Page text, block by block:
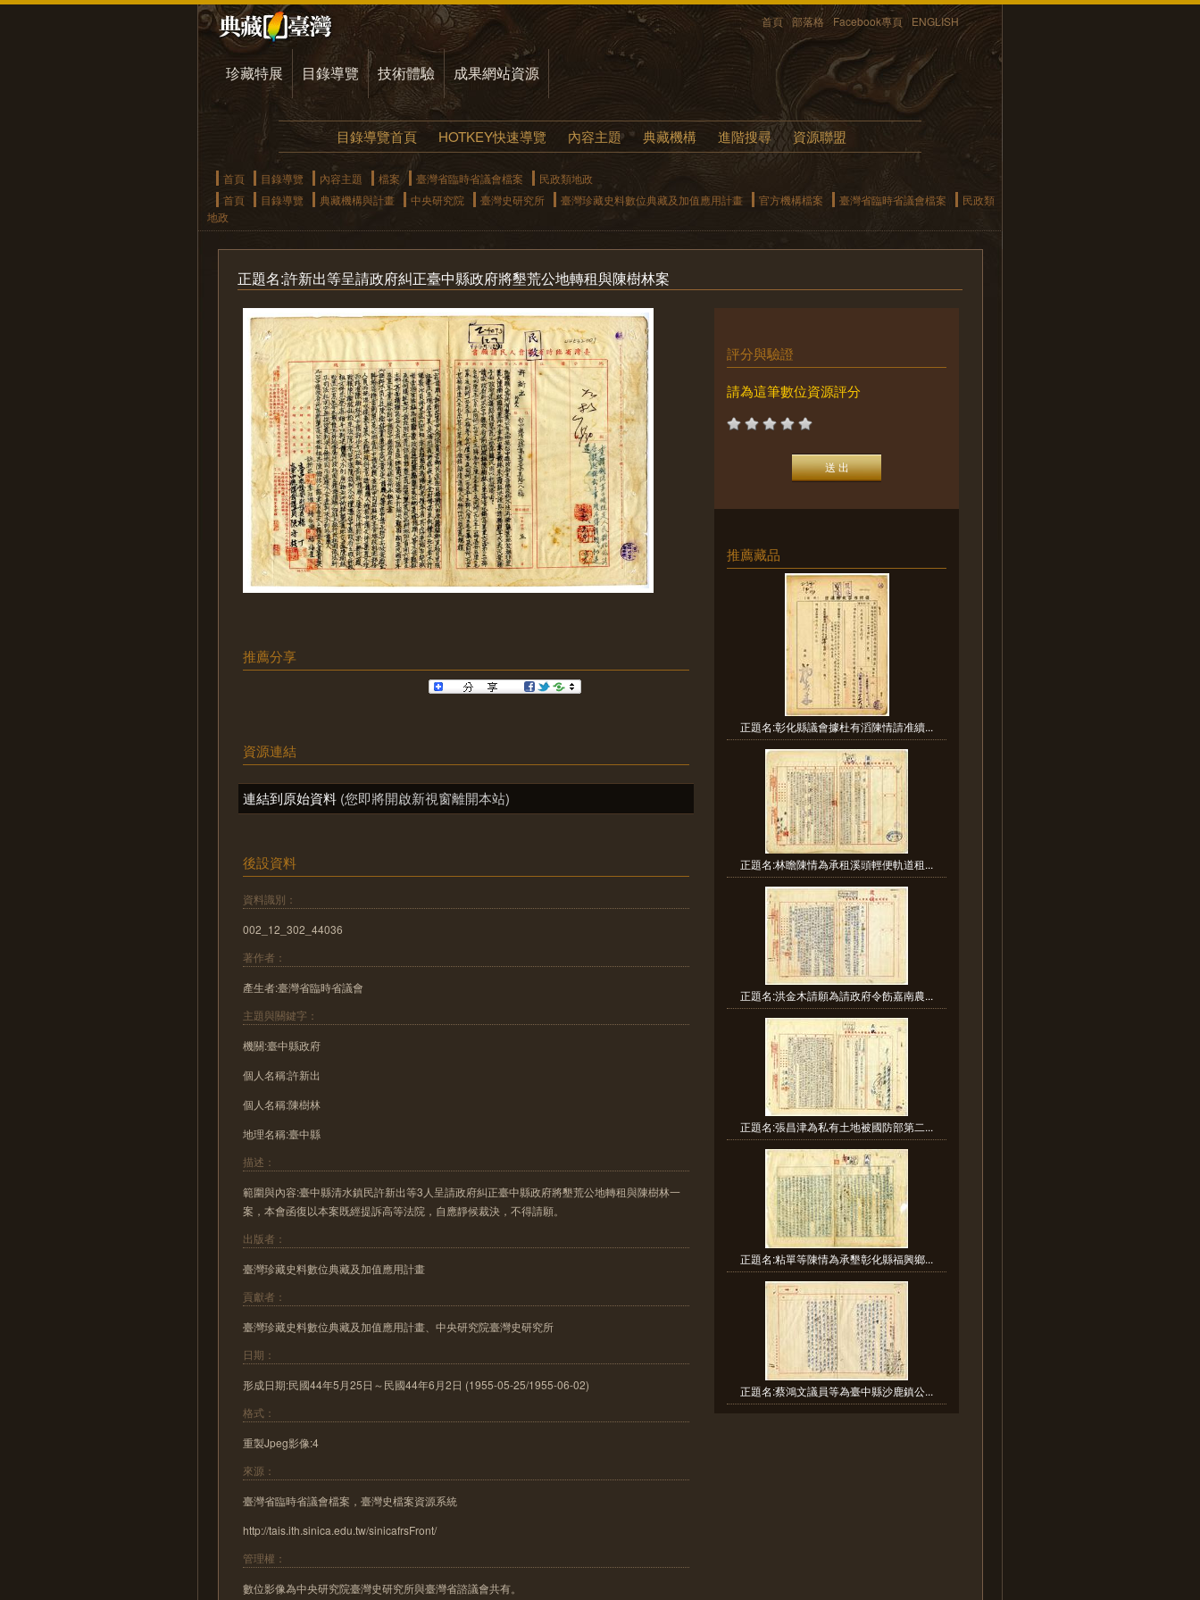
首頁 部落格 Facebook專頁 ENGLISH
珍藏特展 目錄導覽 技術體驗 成果網站資源
目錄導覽首頁 HOTKEY快速導覽 內容主題 典藏機構 進階搜尋 資源聯盟
首頁 目錄導覽 內容主題 檔案 臺灣省臨時省議會檔案
民政類地政
首頁
目錄導覽 典藏機構與計畫 中央研究院 臺灣史研究所 臺灣珍藏史料數位典藏及加值應用計畫 官方機構檔案 臺灣省臨時省議會檔案
民政類
地政
正題名:許新出等呈請政府糾正臺中縣政府將墾荒公地轉租與陳樹林案
推薦分享
資源連結
連結到原始資料 (您即將開啟新視窗離開本站)
後設資料
資料識別：
002_12_302_44036
著作者：
產生者:臺灣省臨時省議會
主題與關鍵字：
機關:臺中縣政府
個人名稱:許新出
個人名稱:陳樹林
地理名稱:臺中縣
描述：
範圍與內容:臺中縣清水鎮民許新出等3人呈請政府糾正臺中縣政府將墾荒公地轉租與陳樹林一
案，本會函復以本案既經提訴高等法院，自應靜候裁決，不得請願。
出版者：
臺灣珍藏史料數位典藏及加值應用計畫
貢獻者：
臺灣珍藏史料數位典藏及加值應用計畫、中央研究院臺灣史研究所
日期：
形成日期:民國44年5月25日～民國44年6月2日 (1955-05-25/1955-06-02)
格式：
重製Jpeg影像:4
來源：
臺灣省臨時省議會檔案，臺灣史檔案資源系統
http://tais.ith.sinica.edu.tw/sinicafrsFront/
管理權：
數位影像為中央研究院臺灣史研究所與臺灣省諮議會共有。
評分與驗證
請為這筆數位資源評分
推薦藏品
正題名:彰化縣議會據杜有滔陳情請准續...
正題名:林瞻陳情為承租溪頭輕便軌道租...
正題名:洪金木請願為請政府令飭嘉南農...
正題名:張昌津為私有土地被國防部第二...
正題名:粘單等陳情為承墾彰化縣福興鄉...
正題名:蔡鴻文議員等為臺中縣沙鹿鎮公...